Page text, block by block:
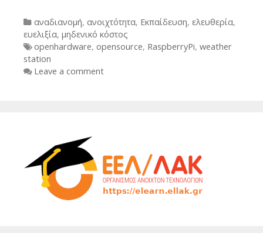
Categories
αναδιανομή, ανοιχτότητα, Εκπαίδευση, ελευθερία,
ευελιξία, μηδενικό κόστος
Tags
openhardware, opensource, RaspberryPi, weather
station
Leave a comment